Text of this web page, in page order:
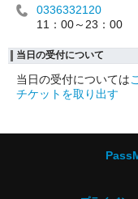
0336332120
11：00～23：00
当日の受付について
当日の受付については
チケットを取り出す